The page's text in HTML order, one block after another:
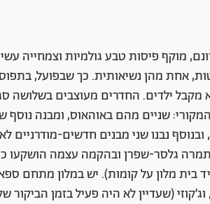
מקבל ילדים. החדרים מעוצבים בשלושה
שניים מהם באוהאוס, ומבנה נוסף
נבנו שני מבנים חדשים-מודרניים
גלסר-שפרן ובהקמה עצמה הושקעו
בית מלון על קומות). יש במלון מתחם
(שעדיין לא היה פעיל בזמן הביקור